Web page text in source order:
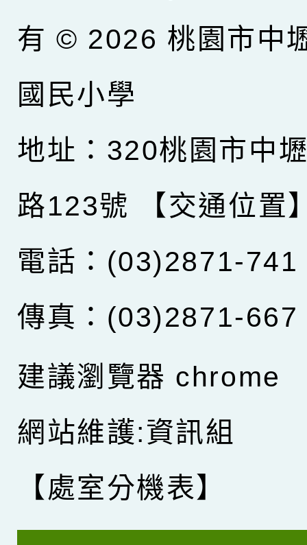
有 © 2026 桃園市中
國民小學
地址：320桃園市中
路123號
【交通位置
電話：(03)2871-741
傳真：(03)2871-667
建議瀏覽器 chrome
網站維護:資訊組
【處室分機表】